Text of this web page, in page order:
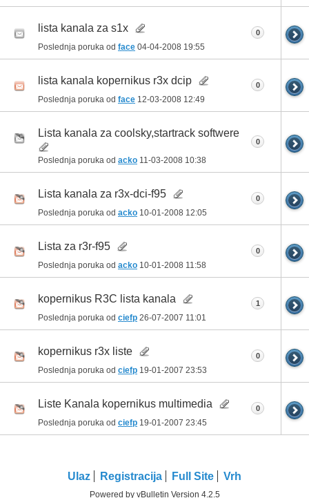
lista kanala za s1x
Poslednja poruka od face 04-04-2008 19:55
0
lista kanala kopernikus r3x dcip
Poslednja poruka od face 12-03-2008 12:49
0
Lista kanala za coolsky,startrack softwere
Poslednja poruka od acko 11-03-2008 10:38
0
Lista kanala za r3x-dci-f95
Poslednja poruka od acko 10-01-2008 12:05
0
Lista za r3r-f95
Poslednja poruka od acko 10-01-2008 11:58
0
kopernikus R3C lista kanala
Poslednja poruka od ciefp 26-07-2007 11:01
1
kopernikus r3x liste
Poslednja poruka od ciefp 19-01-2007 23:53
0
Liste Kanala kopernikus multimedia
Poslednja poruka od ciefp 19-01-2007 23:45
0
Ulaz Registracija Full Site Vrh
Powered by vBulletin Version 4.2.5